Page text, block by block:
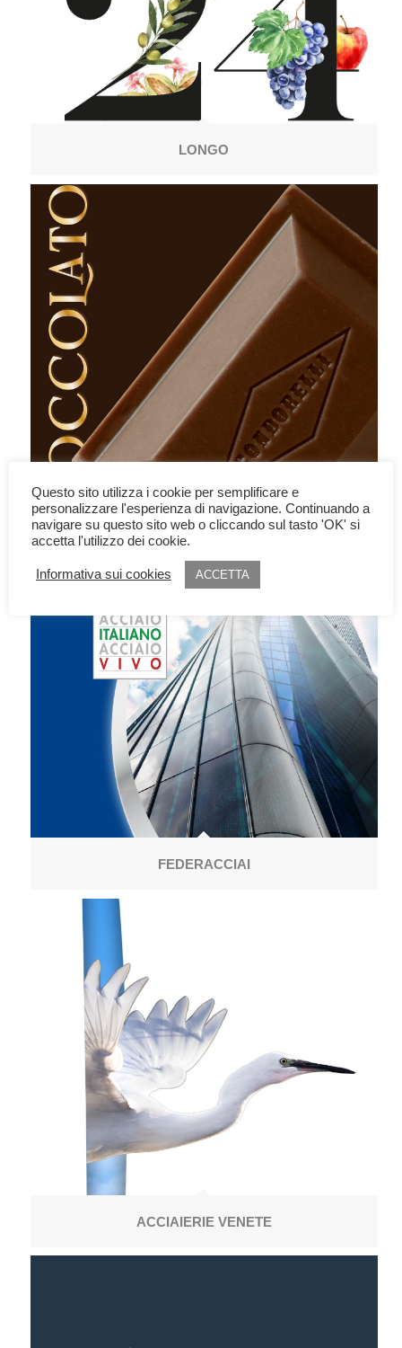
LONGO
CONDORELLI
FEDERACCIAI
ACCIAIERIE VENETE
Questo sito utilizza i cookie per semplificare e
personalizzare l'esperienza di navigazione. Continuando a
navigare su questo sito web o cliccando sul tasto 'OK' si
accetta l'utilizzo dei cookie.
Informativa sui cookies ACCETTA